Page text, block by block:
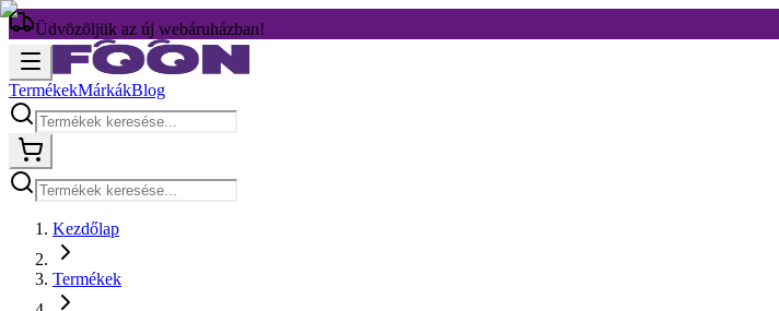
Üdvözöljük az új webáruházban!
TermékekMárkákBlog
Kezdőlap
Termékek